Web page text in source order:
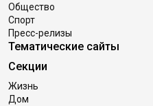
Общество
Спорт
Пресс-релизы
Тематические сайты
Секции
Жизнь
Дом